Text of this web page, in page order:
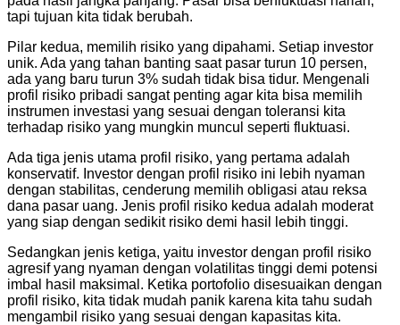
tapi tujuan kita tidak berubah.
Pilar kedua, memilih risiko yang dipahami. Setiap investor
unik. Ada yang tahan banting saat pasar turun 10 persen,
ada yang baru turun 3% sudah tidak bisa tidur. Mengenali
profil risiko pribadi sangat penting agar kita bisa memilih
instrumen investasi yang sesuai dengan toleransi kita
terhadap risiko yang mungkin muncul seperti fluktuasi.
Ada tiga jenis utama profil risiko, yang pertama adalah
konservatif. Investor dengan profil risiko ini lebih nyaman
dengan stabilitas, cenderung memilih obligasi atau reksa
dana pasar uang. Jenis profil risiko kedua adalah moderat
yang siap dengan sedikit risiko demi hasil lebih tinggi.
Sedangkan jenis ketiga, yaitu investor dengan profil risiko
agresif yang nyaman dengan volatilitas tinggi demi potensi
imbal hasil maksimal. Ketika portofolio disesuaikan dengan
profil risiko, kita tidak mudah panik karena kita tahu sudah
mengambil risiko yang sesuai dengan kapasitas kita.